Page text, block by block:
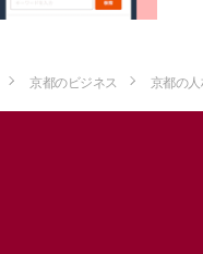
京都のビジネス 京都の